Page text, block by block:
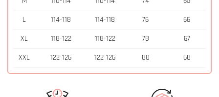
L 114-118 114-118 76 66
XL 118-122 118-122 78 67
XXL 122-126 122-126 80 68